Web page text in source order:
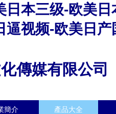
日本三级-欧美
逼视频-欧美日
傳媒有限公司
簡介 產品大全